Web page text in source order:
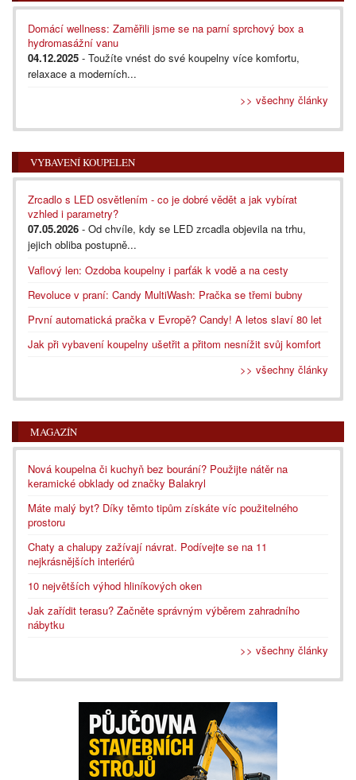
Domácí wellness: Zaměřili jsme se na parní sprchový box a
hydromasážní vanu
04.12.2025 - Toužíte vnést do své koupelny více komfortu,
relaxace a moderních...
>> všechny články
VYBAVENÍ KOUPELEN
Zrcadlo s LED osvětlením - co je dobré vědět a jak vybírat
vzhled i parametry?
07.05.2026 - Od chvíle, kdy se LED zrcadla objevila na trhu,
jejich obliba postupně...
Vaflový len: Ozdoba koupelny i parťák k vodě a na cesty
Revoluce v praní: Candy MultiWash: Pračka se třemi bubny
První automatická pračka v Evropě? Candy! A letos slaví 80 let
Jak při vybavení koupelny ušetřit a přitom nesnížit svůj komfort
>> všechny články
MAGAZÍN
Nová koupelna či kuchyň bez bourání? Použijte nátěr na
keramické obklady od značky Balakryl
Máte malý byt? Díky těmto tipům získáte víc použitelného
prostoru
Chaty a chalupy zažívají návrat. Podívejte se na 11
nejkrásnějších interiérů
10 největších výhod hliníkových oken
Jak zařídit terasu? Začněte správným výběrem zahradního
nábytku
>> všechny články